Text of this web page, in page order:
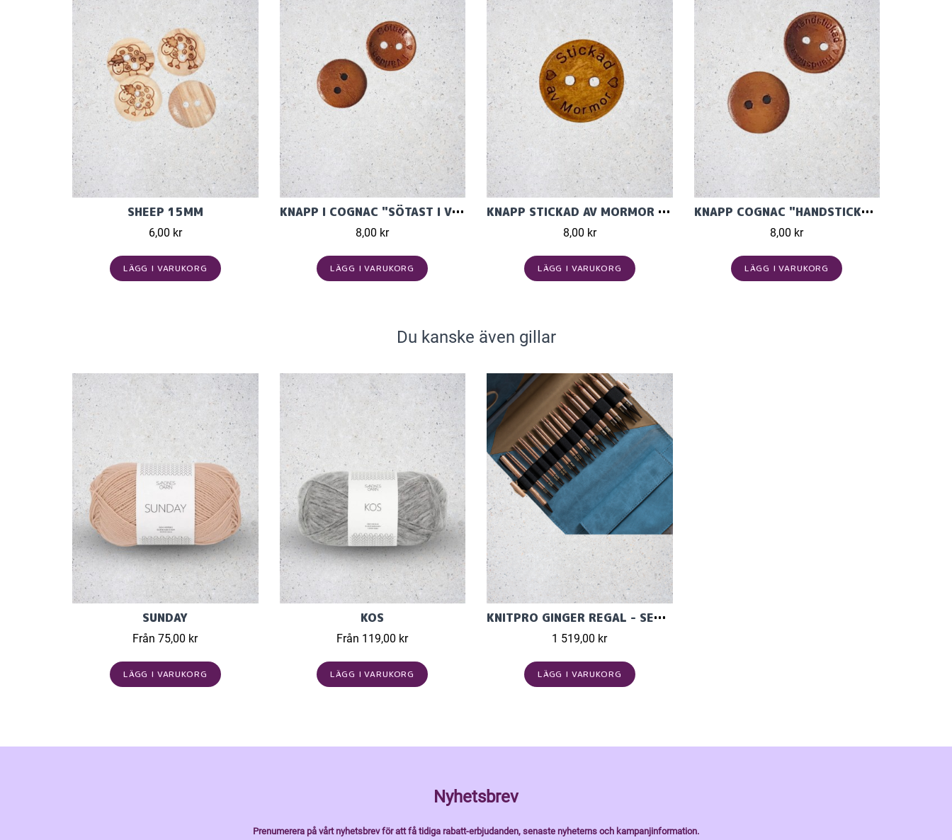
SHEEP 15MM
6,00 kr
LÄGG I VARUKORG
KNAPP I COGNAC "SÖTAST I VÄRLDEN" 15MM
8,00 kr
LÄGG I VARUKORG
KNAPP STICKAD AV MORMOR LJUSBRUN TRÄ 18MM
8,00 kr
LÄGG I VARUKORG
KNAPP COGNAC "HANDSTICKAD" 15MM
8,00 kr
LÄGG I VARUKORG
Du kanske även gillar
SUNDAY
Från 75,00 kr
LÄGG I VARUKORG
KOS
Från 119,00 kr
LÄGG I VARUKORG
KNITPRO GINGER REGAL - SET MED ÄNDSTICKOR (11 PAR, 13 CM)
1 519,00 kr
LÄGG I VARUKORG
Nyhetsbrev
Prenumerera på vårt nyhetsbrev för att få tidiga rabatt-erbjudanden, senaste nyheterns och kampanjinformation.